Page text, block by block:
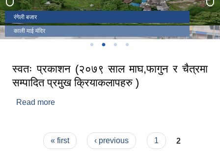
काली माई मंदिर
रंगेली बजार
संसारी माई मंदिर
रंगेली अस्पताल
स्वतः प्रकाशन (२०७९ साल माघ,फागुन र चैत्रमा
सम्पादित प्रमुख क्रियाकलापहरु )
Read more
Pages« first ‹ previous 1 2